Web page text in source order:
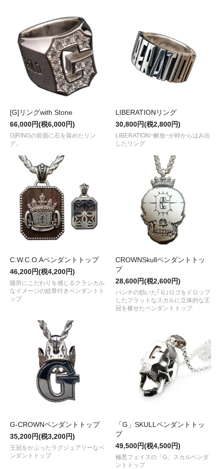
[G]リングwith Stone
66,000円(税6,000円)
G]RINGの前面に石を留めたリン
グ。
LIBERATIONリング
30,800円(税2,800円)
LIBERATION~解放~が枠からはみ出
したリング
C.W.C.O.Aペンダントトップ
46,200円(税4,200円)
随所にこだわりを感じるクラシカル
なイメージの紋章付きペンダントト
ップ
CROWNSkullペンダントトッ
プ
28,600円(税2,600円)
パンチの効いた｢Ｇ｣ロゴをドロップ
したフラットなスカルに立体的な王
冠を被せたペンダントトップ
G-CROWNペンダントトップ
35,200円(税3,200円)
王冠をかぶったラグジュアリーなペ
ンダントトップ
「G」SKULLペンダントトッ
プ
49,500円(税4,500円)
極悪フェイスの「G」スカルペンダ
ントトップ